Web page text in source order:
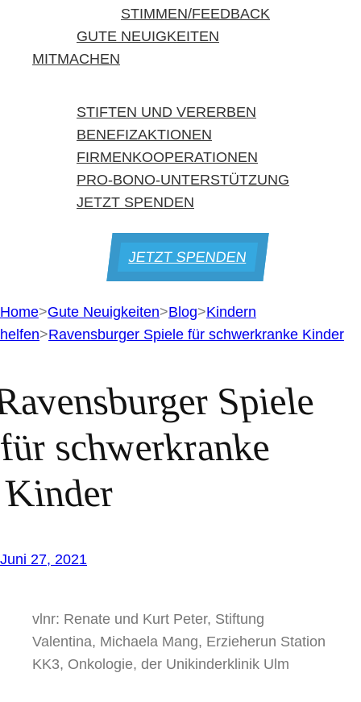
STIMMEN/FEEDBACK
GUTE NEUIGKEITEN
MITMACHEN
STIFTEN UND VERERBEN
BENEFIZAKTIONEN
FIRMENKOOPERATIONEN
PRO-BONO-UNTERSTÜTZUNG
JETZT SPENDEN
JETZT SPENDEN
Home>Gute Neuigkeiten>Blog>Kindern
helfen>Ravensburger Spiele für schwerkranke Kinder
Spiele
schwerkranke
Kinder
Juni 27, 2021
vlnr: Renate und Kurt Peter, Stiftung
Valentina, Michaela Mang, Erzieherun Station
KK3, Onkologie, der Unikinderklinik Ulm